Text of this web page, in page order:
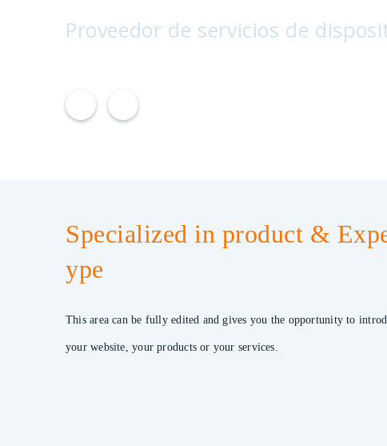
Proveedor de servicios de
Specialized in product &
ype
This area can be fully edited and gives you the opportunity to
your website, your products or your services.